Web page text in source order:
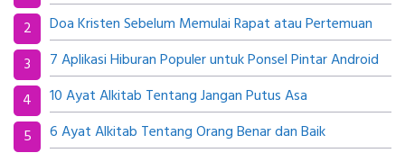
Doa Kristen Sebelum Memulai Rapat atau Pertemuan
7 Aplikasi Hiburan Populer untuk Ponsel Pintar Android
10 Ayat Alkitab Tentang Jangan Putus Asa
6 Ayat Alkitab Tentang Orang Benar dan Baik